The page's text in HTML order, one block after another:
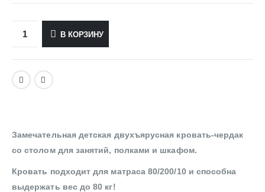
В КОРЗИНУ
Замечательная детская двухъярусная кровать-чердак
со столом для занятий, полками и шкафом.
Кровать подходит для матраса 80/200/10 и способна
выдержать вес до 80 кг!